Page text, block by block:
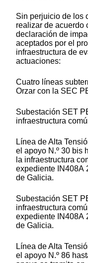
Sin perjuicio de los
realizar de acuerdo
declaración de
aceptados por el
infraestructura de
actuaciones:
Cuatro líneas
Orzar con la SEC
Subestación SET
infraestructura
Línea de Alta
el apoyo N.º 30 bis
la infraestructura
expediente IN408A
de Galicia.
Subestación SET
infraestructura
expediente IN408A
de Galicia.
Línea de Alta
el apoyo N.º 86